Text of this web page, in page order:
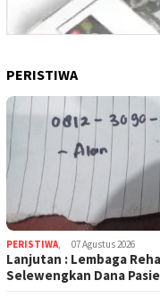
PERISTIWA
PERISTIWA, 07 Agustus 2026
Lanjutan : Lembaga
Selewengkan Dana